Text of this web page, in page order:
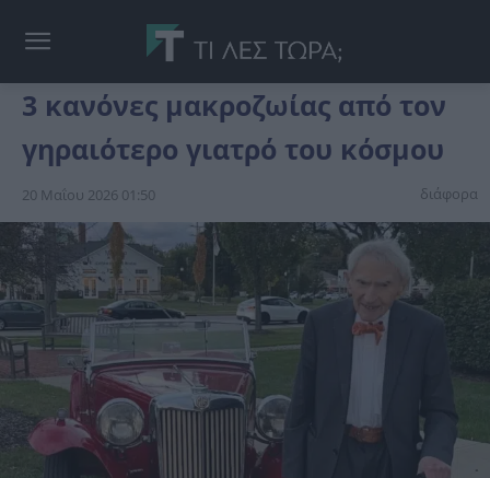
3 κανόνες μακροζωίας από τον
γηραιότερο γιατρό του κόσμου
20 Μαΐου 2026 01:50 διάφορα